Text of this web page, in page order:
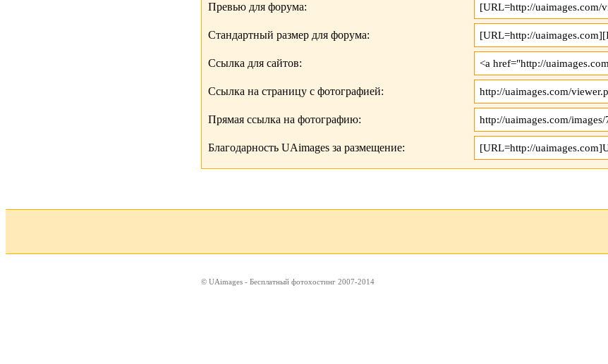
Превью для форума:
Стандартный размер для форума:
Ссылка для сайтов:
Ссылка на страницу с фотографией:
Прямая ссылка на фотографию:
Благодарность UAimages за размещение:
© UAimages - Бесплатный фотохостинг 2007-2014